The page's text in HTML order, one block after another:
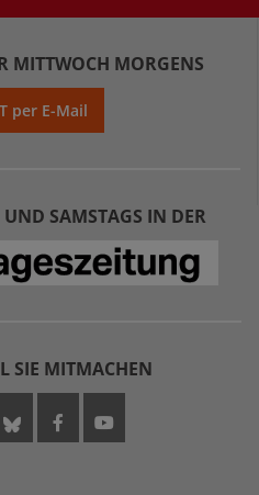
MITTWOCH MORGENS
per E-Mail
SAMSTAGS IN DER
SIE MITMACHEN